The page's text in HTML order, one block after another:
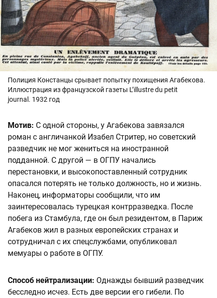
Полиция Констанцы срывает попытку похищения Агабекова.
Иллюстрация из французской газеты L’illustre du petit
journal. 1932 год
Мотив: С одной стороны, у Агабекова завязался
роман с англичанкой Изабел Стритер, но советский
разведчик не мог жениться на иностранной
подданной. С другой — в ОГПУ начались
перестановки, и высокопоставленный сотрудник
опасался потерять не только должность, но и жизнь.
Наконец, информаторы сообщили, что им
заинтересовалась турецкая контрразведка. После
побега из Стамбула, где он был резидентом, в Париж
Агабеков жил в разных европейских странах и
сотрудничал с их спецслужбами, опубликовал
мемуары о работе в ОГПУ.
Способ нейтрализации: Однажды бывший разведчик
бесследно исчез. Есть две версии его гибели. По